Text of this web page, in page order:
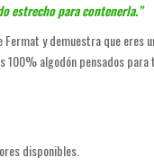
estrecho para contenerla.”
y demuestra que eres
100% algodón pensados para
disponibles.